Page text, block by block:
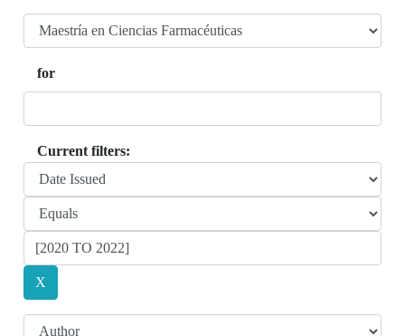
for
Current filters: